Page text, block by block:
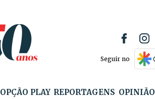
Seguir no
OPÇÃO PLAY REPORTAGENS OPINIÃO